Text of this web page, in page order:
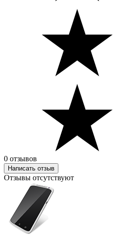
0 отзывов
Написать отзыв
Отзывы отсутствуют